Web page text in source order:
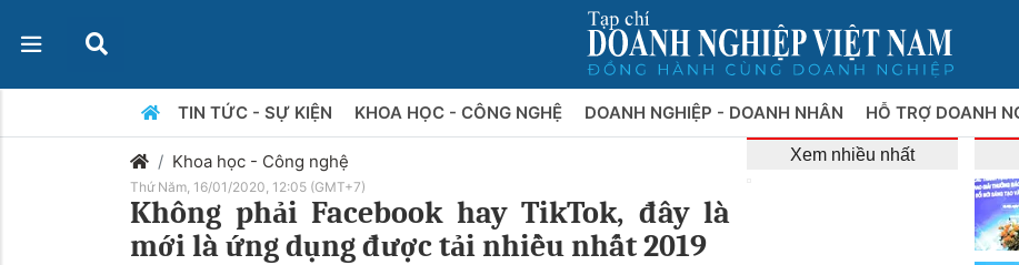
TIN TỨC - SỰ KIỆN KHOA HỌC - CÔNG NGHỆ DOANH NGHIỆP - DOANH NHÂN HỖ TRỢ DOANH
Khoa học - Công nghệ
Thứ Năm, 16/01/2020, 12:05 (GMT+7)
Không phải Facebook hay TikTok, đây là
mới là ứng dụng được tải nhiều nhất 2019
Xem nhiều nhất